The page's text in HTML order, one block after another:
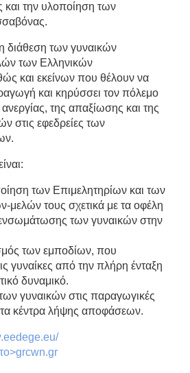
και την υλοποίηση των
διάθεση των γυναικών
των Ελληνικών
και εκείνων που θέλουν να
και κηρύσσει τον πόλεμο
ανεργίας, της απαξίωσης και της
στις εφεδρείες των
των Επιμελητηρίων και των
μελών τους σχετικά με τα οφέλη
των γυναικών στην
των εμποδίων, που
γυναίκες από την πλήρη ένταξη
δυναμικό.
γυναικών στις παραγωγικές
κέντρα λήψης αποφάσεων.